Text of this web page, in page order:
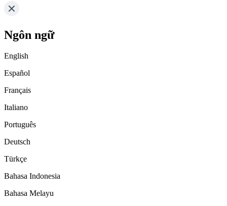
Ngôn ngữ
English
Español
Français
Italiano
Português
Deutsch
Türkçe
Bahasa Indonesia
Bahasa Melayu